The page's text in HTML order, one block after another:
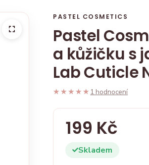
PASTEL COSMETICS
Pastel
a kůžičku s
Lab Cuticle
★★★★★
★★★★★ 1 hodnocení
199 Kč
Skladem